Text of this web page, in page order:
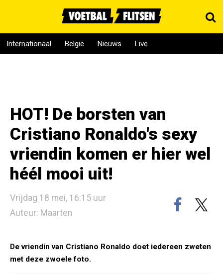
Internationaal België Nieuws Live
HOT! De borsten van
Cristiano Ronaldo's sexy
vriendin komen er hier wel
héél mooi uit!
Vrijdag 18 mei, 16:15 uur
Auteur: Maarten
De vriendin van Cristiano Ronaldo doet iedereen zweten
met deze zwoele foto.